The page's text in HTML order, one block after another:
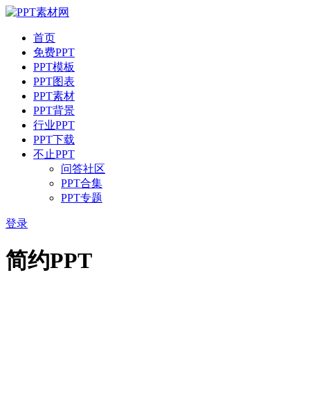
首页
免费PPT
PPT模板
PPT图表
PPT素材
PPT背景
行业PPT
PPT下载
不止PPT
问答社区
PPT合集
PPT专题
登录
简约PPT